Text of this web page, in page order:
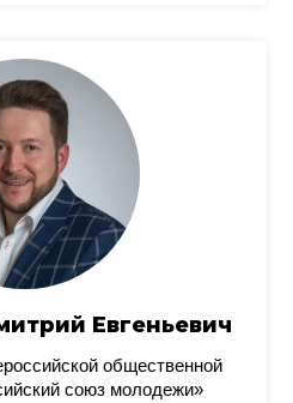
Евгеньевич
общественной
союз молодежи»